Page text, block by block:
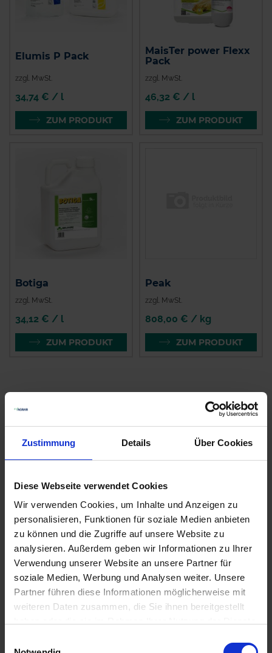
Zustimmung Details Über Cookies
Diese Webseite verwendet Cookies
Wir verwenden Cookies, um Inhalte und Anzeigen zu
personalisieren, Funktionen für soziale Medien anbieten
zu können und die Zugriffe auf unsere Website zu
analysieren. Außerdem geben wir Informationen zu Ihrer
Verwendung unserer Website an unsere Partner für
soziale Medien, Werbung und Analysen weiter. Unsere
Partner führen diese Informationen möglicherweise mit
weiteren Daten zusammen, die Sie ihnen bereitgestellt
Elumis P Pack
zzgl. MwSt.
34,74 € / l
ZUM PRODUKT
MaisTer power Flexx
Pack
zzgl. MwSt.
46,32 € / l
ZUM PRODUKT
Botiga
zzgl. MwSt.
34,12 € / l
ZUM PRODUKT
Peak
zzgl. MwSt.
808,00 € / kg
ZUM PRODUKT
NP 18/13+17S im 500
kg Big Bag
zzgl. MwSt.
ZUM PRODUKT